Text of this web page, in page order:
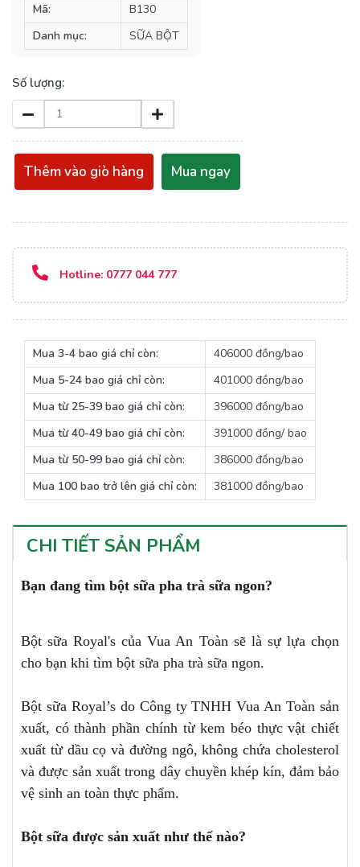
Mã:
B130
Danh mục:
SỮA BỘT
Số lượng:
Thêm vào giò hàng Mua ngay
Hotline: 0777 044 777
Mua 3-4 bao giá chỉ còn:
406000 đồng/bao
Mua 5-24 bao giá chỉ còn:
401000 đồng/bao
Mua từ 25-39 bao giá chỉ còn:
396000 đồng/bao
Mua từ 40-49 bao giá chỉ còn:
391000 đồng/ bao
Mua từ 50-99 bao giá chỉ còn:
386000 đồng/bao
Mua 100 bao trở lên giá chỉ còn:
381000 đồng/bao
CHI TIẾT SẢN PHẨM
Bạn đang tìm bột sữa pha trà sữa ngon?
Bột sữa Royal's của Vua An Toàn sẽ là sự lựa chọn
cho bạn khi tìm bột sữa pha trà sữa ngon.
Bột sữa Royal’s do Công ty TNHH Vua An Toàn sản
xuất, có thành phần chính từ kem béo thực vật chiết
xuất từ dầu cọ và đường ngô, không chứa cholesterol
và được sản xuất trong dây chuyền khép kín, đảm bảo
vệ sinh an toàn thực phẩm.
Bột sữa được sản xuất như thế nào?